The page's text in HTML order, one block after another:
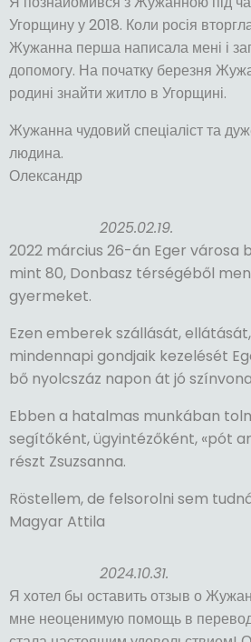
Угорщину у 2018. Коли росія
Жужанна перша написала мені і
допомогу. На початку березня
родині знайти житло в Угорщині.
Жужанна чудовий спеціаліст та
людина.
Олександр
2025.02.19.
2022 március 26-án Eger
mint 80, Donbasz térségéből
gyermeket.
Ezen emberek szállását,
mindennapi gondjaik kezelését
bő nyolcszáz napon át jó
Ebben a hatalmas munkában
segítőként, ügyintézőként, «pót
részt Zsuzsanna.
Röstellem, de felsorolni sem
Magyar Attila
2024.10.31.
Я хотел бы оставить отзыв о
мне неоценимую помощь в